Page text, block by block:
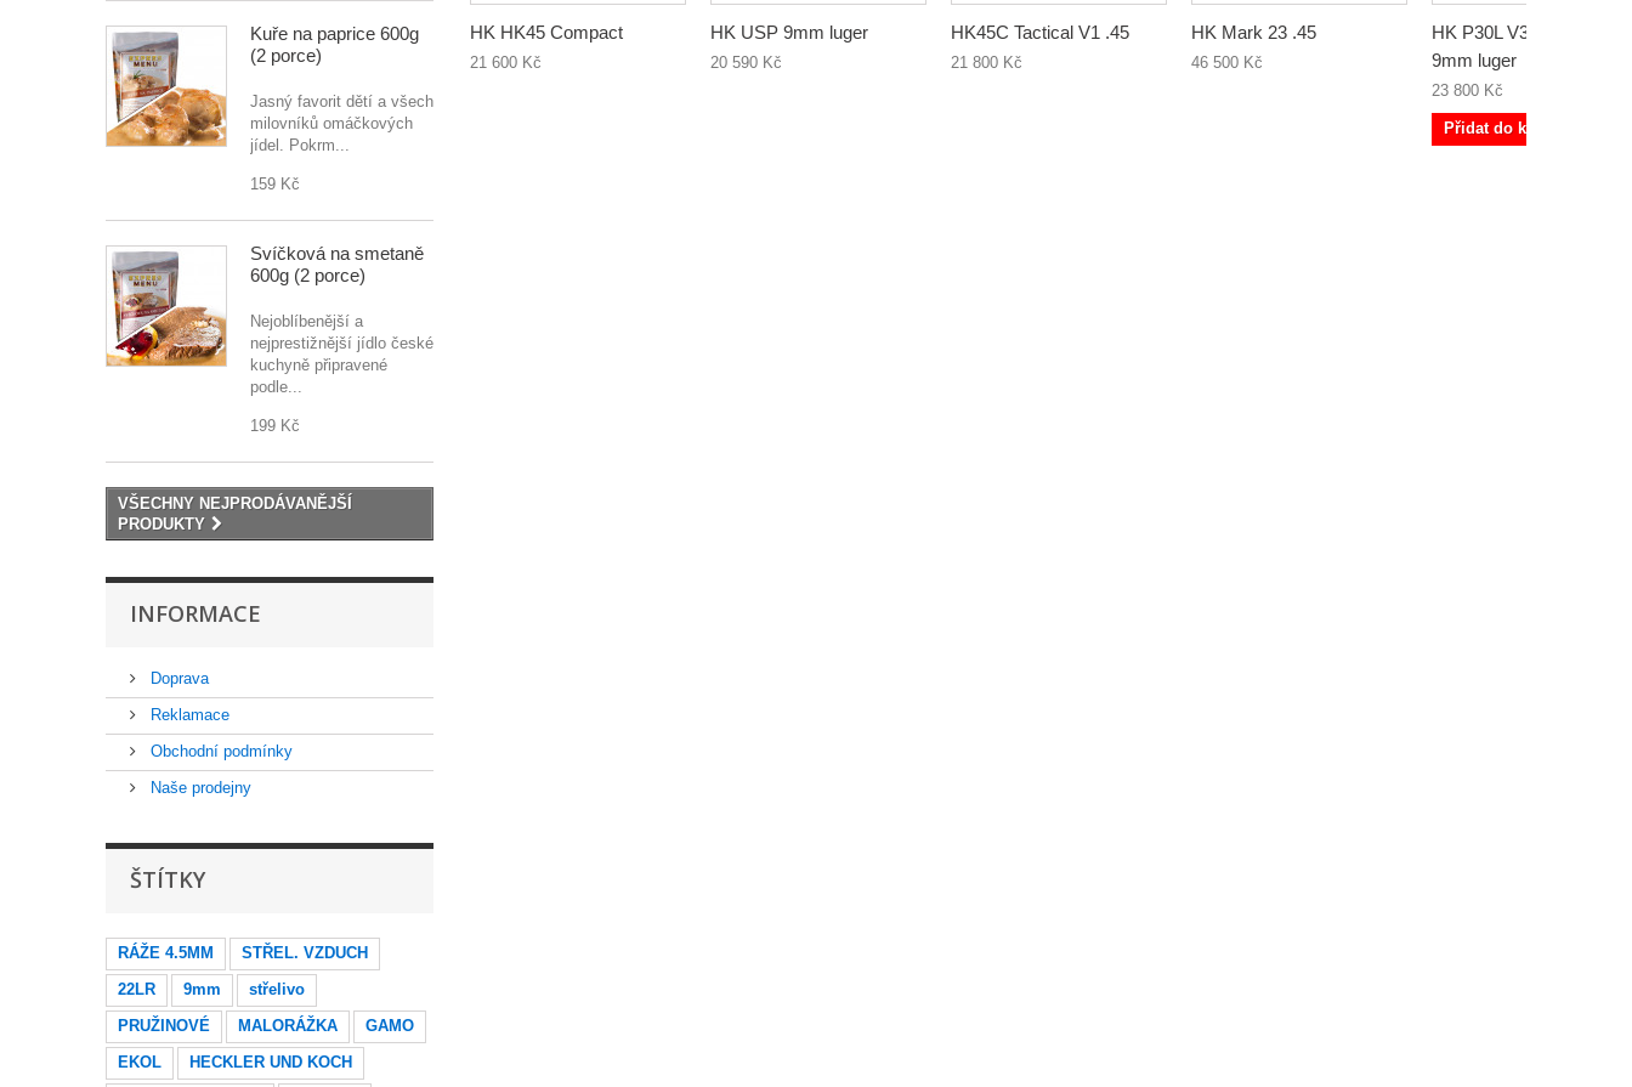
Kuře na paprice 600g
(2 porce)
Jasný favorit dětí a všech
milovníků omáčkových
jídel. Pokrm...
159 Kč
Svíčková na smetaně
600g (2 porce)
Nejoblíbenější a
nejprestižnější jídlo české
kuchyně připravené
podle...
199 Kč
VŠECHNY NEJPRODÁVANĚJŠÍ
PRODUKTY
INFORMACE
Doprava
Reklamace
Obchodní podmínky
Naše prodejny
ŠTÍTKY
RÁŽE 4.5MM
STŘEL. VZDUCH
22LR
9mm
střelivo
PRUŽINOVÉ
MALORÁŽKA
GAMO
EKOL
HECKLER UND KOCH
HK HK45 Compact
21 600 Kč
HK USP 9mm luger
20 590 Kč
HK45C Tactical V1 .45
21 800 Kč
HK Mark 23 .45
46 500 Kč
HK P30L V3 SD Super
9mm luger
23 800 Kč
Přidat do košíku